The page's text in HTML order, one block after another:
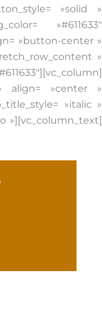
»solid »
»#611633″
»button-center »
»
align= »center »
»italic »
»][vc_column_text]